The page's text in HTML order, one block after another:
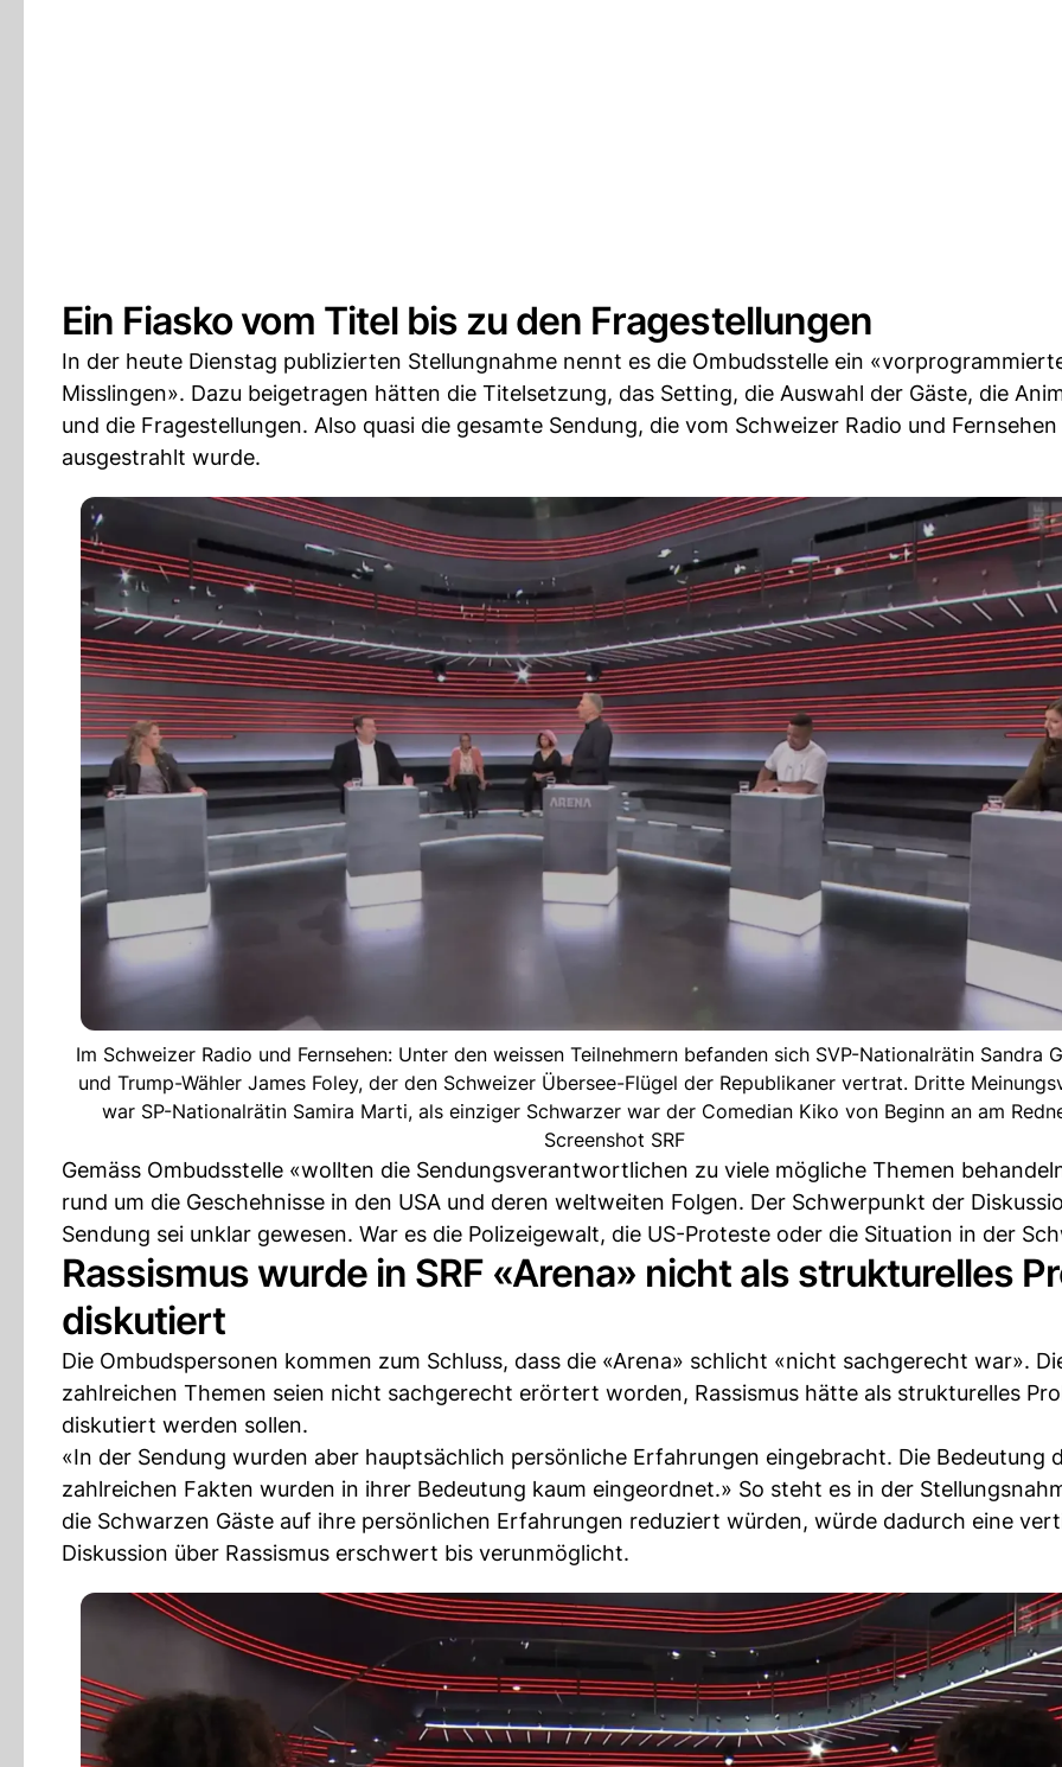
Ein Fiasko vom Titel bis zu den Fragestellungen
In der heute Dienstag publizierten Stellungnahme nennt es die Ombudsstelle ein
Misslingen». Dazu beigetragen hätten die Titelsetzung, das Setting, die Auswahl der Gäste, die
und die Fragestellungen. Also quasi die gesamte Sendung, die vom Schweizer Radio und Fernsehen
ausgestrahlt wurde.
Im Schweizer Radio und Fernsehen: Unter den weissen Teilnehmern befanden sich SVP-Nationalrätin Sandra
und Trump-Wähler James Foley, der den Schweizer Übersee-Flügel der Republikaner vertrat. Dritte
war SP-Nationalrätin Samira Marti, als einziger Schwarzer war der Comedian Kiko von Beginn an am
Screenshot SRF
Gemäss Ombudsstelle «wollten die Sendungsverantwortlichen zu viele mögliche Themen
rund um die Geschehnisse in den USA und deren weltweiten Folgen. Der Schwerpunkt der
Sendung sei unklar gewesen. War es die Polizeigewalt, die US-Proteste oder die Situation in der
Rassismus wurde in SRF «Arena» nicht als strukturelles
diskutiert
Die Ombudspersonen kommen zum Schluss, dass die «Arena» schlicht «nicht sachgerecht war».
zahlreichen Themen seien nicht sachgerecht erörtert worden, Rassismus hätte als strukturelles
diskutiert werden sollen.
«In der Sendung wurden aber hauptsächlich persönliche Erfahrungen eingebracht. Die Bedeutung
zahlreichen Fakten wurden in ihrer Bedeutung kaum eingeordnet.» So steht es in der
die Schwarzen Gäste auf ihre persönlichen Erfahrungen reduziert würden, würde dadurch eine
Diskussion über Rassismus erschwert bis verunmöglicht.